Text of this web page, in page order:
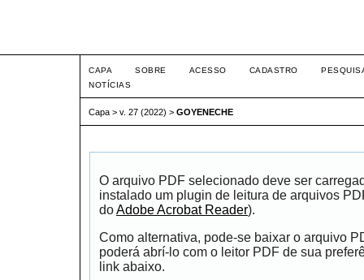
CAPA SOBRE ACESSO CADASTRO
NOTÍCIAS
Capa > v. 27 (2022) > GOYENECHE
O arquivo PDF selecionado deve ser
instalado um plugin de leitura de arquivos
doAdobe Acrobat Reader).
Como alternativa, pode-se baixar o arquivo
poderá abrí-lo com o leitor PDF de sua
link abaixo.